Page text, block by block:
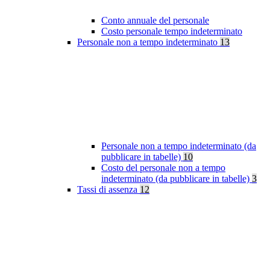
Conto annuale del personale
Costo personale tempo indeterminato
Personale non a tempo indeterminato 13
Personale non a tempo indeterminato (da
pubblicare in tabelle) 10
Costo del personale non a tempo
indeterminato (da pubblicare in tabelle) 3
Tassi di assenza 12